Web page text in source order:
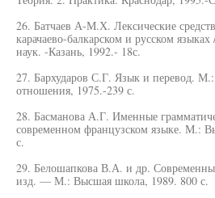
26. Батчаев А-М.Х. Лексические
карачаево-балкарском и русском
наук. -Казань, 1992.- 18с.
27. Бархударов С.Г. Язык и перевод.
отношения, 1975.-239 с.
28. Басманова А.Г. Именные
современном французском языке. М.:
с.
29. Белошапкова В.А. и др.
изд. — М.: Высшая школа, 1989. 800 с.